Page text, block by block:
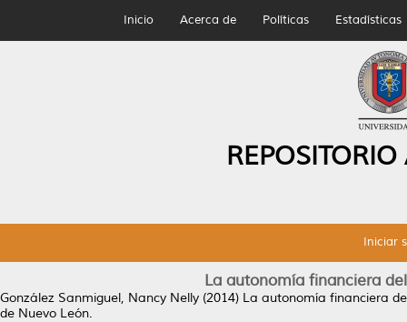
Inicio Acerca de Políticas Estadísticas
Iniciar
La autonomía financiera
González Sanmiguel, Nancy Nelly (2014) La autonomía financiera
de Nuevo León.